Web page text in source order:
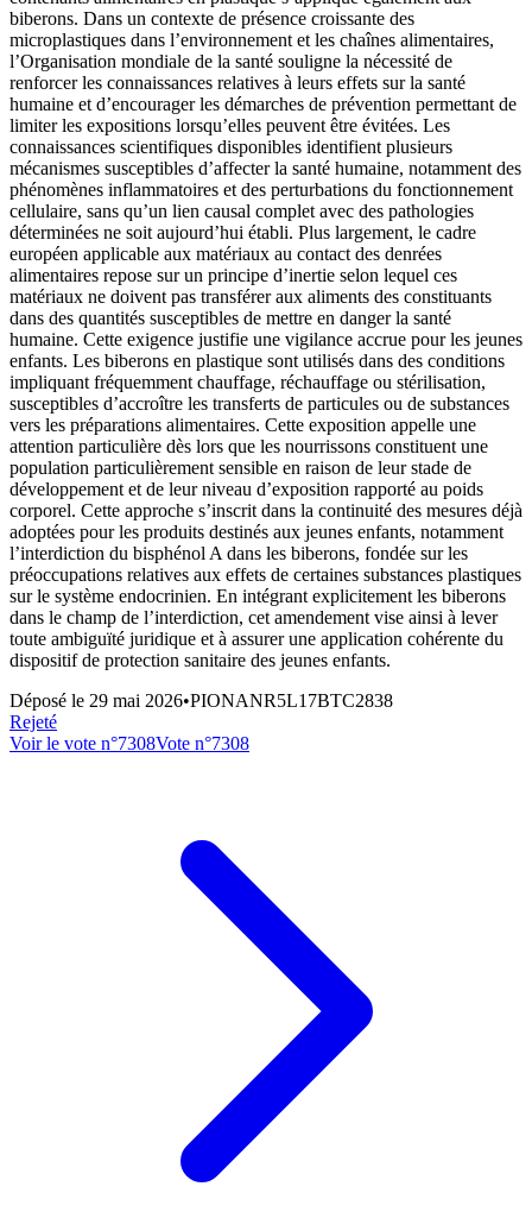
biberons. Dans un contexte de présence croissante des
microplastiques dans l’environnement et les chaînes alimentaires,
l’Organisation mondiale de la santé souligne la nécessité de
renforcer les connaissances relatives à leurs effets sur la santé
humaine et d’encourager les démarches de prévention permettant de
limiter les expositions lorsqu’elles peuvent être évitées. Les
connaissances scientifiques disponibles identifient plusieurs
mécanismes susceptibles d’affecter la santé humaine, notamment des
phénomènes inflammatoires et des perturbations du fonctionnement
cellulaire, sans qu’un lien causal complet avec des pathologies
déterminées ne soit aujourd’hui établi. Plus largement, le cadre
européen applicable aux matériaux au contact des denrées
alimentaires repose sur un principe d’inertie selon lequel ces
matériaux ne doivent pas transférer aux aliments des constituants
dans des quantités susceptibles de mettre en danger la santé
humaine. Cette exigence justifie une vigilance accrue pour les jeunes
enfants. Les biberons en plastique sont utilisés dans des conditions
impliquant fréquemment chauffage, réchauffage ou stérilisation,
susceptibles d’accroître les transferts de particules ou de substances
vers les préparations alimentaires. Cette exposition appelle une
attention particulière dès lors que les nourrissons constituent une
population particulièrement sensible en raison de leur stade de
développement et de leur niveau d’exposition rapporté au poids
corporel. Cette approche s’inscrit dans la continuité des mesures déjà
adoptées pour les produits destinés aux jeunes enfants, notamment
l’interdiction du bisphénol A dans les biberons, fondée sur les
préoccupations relatives aux effets de certaines substances plastiques
sur le système endocrinien. En intégrant explicitement les biberons
dans le champ de l’interdiction, cet amendement vise ainsi à lever
toute ambiguïté juridique et à assurer une application cohérente du
dispositif de protection sanitaire des jeunes enfants.
Déposé le 29 mai 2026•PIONANR5L17BTC2838
Rejeté
Voir le vote n°7308Vote n°7308